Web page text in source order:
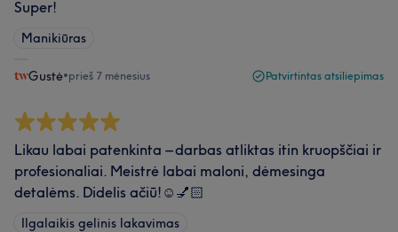
Super!
Manikiūras
Gustė•prieš 7 mėnesius Patvirtintas atsiliepimas
Likau labai patenkinta – darbas atliktas itin kruopščiai ir
profesionaliai. Meistrė labai maloni, dėmesinga
detalėms. Didelis ačiū!☺️💅🏻
Ilgalaikis gelinis lakavimas